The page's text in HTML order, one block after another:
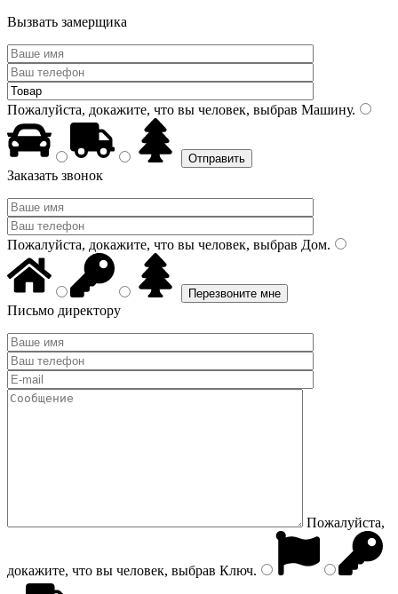
Вызвать замерщика
Пожалуйста, докажите, что вы человек, выбрав Машину.
Заказать звонок
Пожалуйста, докажите, что вы человек, выбрав Дом.
Письмо директору
Пожалуйста,
докажите, что вы человек, выбрав Ключ.